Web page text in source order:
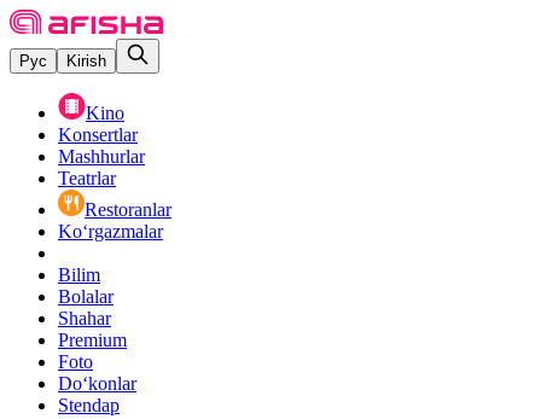
Рус Kirish
Kino
Konsertlar
Mashhurlar
Teatrlar
Restoranlar
Ko‘rgazmalar
Bilim
Bolalar
Shahar
Premium
Foto
Do‘konlar
Stendap